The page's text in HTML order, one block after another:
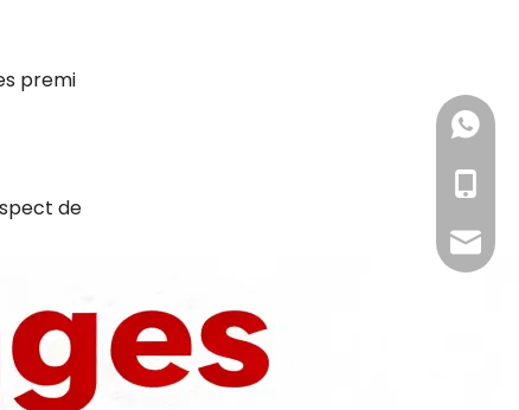
premi
de
+ 86